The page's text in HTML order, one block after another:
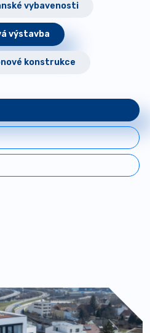
vybavenosti
výstavba
konstrukce